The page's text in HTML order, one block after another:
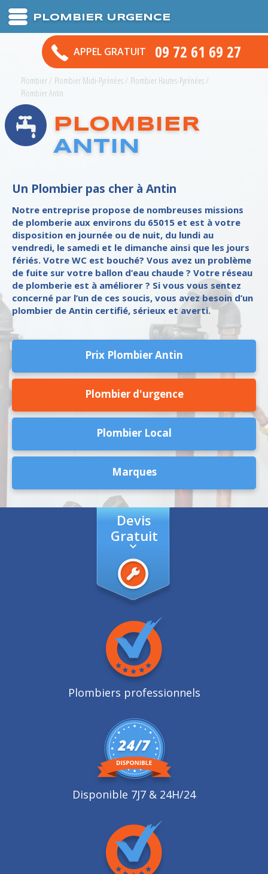
PLOMBIER URGENCE
APPEL GRATUIT 09 72 61 69 27
Plombier/ Plombier Midi-Pyrénées/ Plombier Hautes-Pyrénées/
Plombier Antin
PLOMBIER
ANTIN
Un Plombier pas cher à Antin
Notre entreprise propose de nombreuses missions
de plomberie aux environs du 65015 et est à votre
disposition en journée ou de nuit, du lundi au
vendredi, le samedi et le dimanche ainsi que les jours
fériés. Votre WC est bouché? Vous avez un problème
de fuite sur votre ballon d’eau chaude ? Votre réseau
de plomberie est à améliorer ? Si vous vous sentez
concerné par l’un de ces soucis, vous avez besoin d’un
plombier de Antin certifié, sérieux et averti.
Prix Plombier Antin
Plombier d'urgence
Plombier Local
Marques
Devis
Gratuit
Plombiers professionnels
Disponible 7J7 & 24H/24